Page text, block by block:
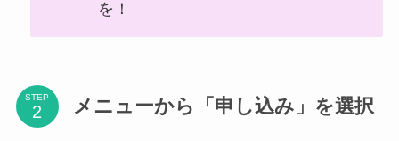
を！
STEP メニューから「申し込み」を選択